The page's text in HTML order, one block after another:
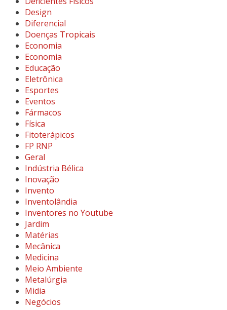
Design
Diferencial
Doenças Tropicais
Economia
Economia
Educação
Eletrônica
Esportes
Eventos
Fármacos
Física
Fitoterápicos
FP RNP
Geral
Indústria Bélica
Inovação
Invento
Inventolândia
Inventores no Youtube
Jardim
Matérias
Mecânica
Medicina
Meio Ambiente
Metalúrgia
Midia
Negócios